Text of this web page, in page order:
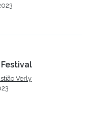
Verly